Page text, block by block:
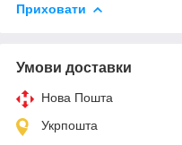
Приховати
Умови доставки
Нова Пошта
Укрпошта